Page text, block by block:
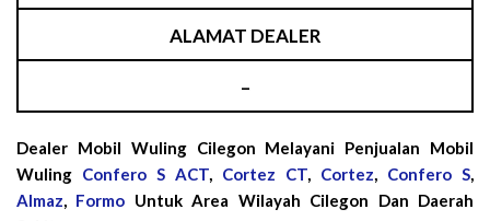
ALAMAT DEALER
–
Dealer Mobil Wuling Cilegon Melayani Penjualan Mobil
Wuling Confero S ACT, Cortez CT, Cortez, Confero S,
Almaz, Formo Untuk Area Wilayah Cilegon Dan Daerah